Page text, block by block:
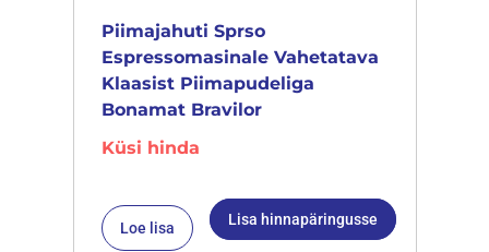
Piimajahuti Sprso
Espressomasinale Vahetatava
Klaasist Piimapudeliga
Bonamat Bravilor
Küsi hinda
Loe lisa Lisa hinnapäringusse